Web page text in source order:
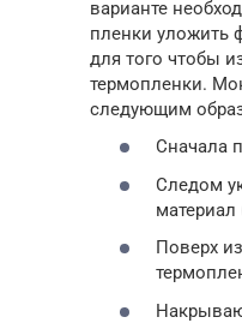
варианте
пленки уложить
для того чтобы
термопленки.
следующим
Сначала
Следом
Поверх